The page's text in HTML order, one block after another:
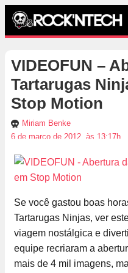
VIDEOFUN –
Tartarugas
Stop Motion
Miriam Benke
6 de março de 2012, às 13:17h
Se você gastou boas
Tartarugas Ninjas, ver
viagem nostálgica e
equipe recriaram a
mais de 4 mil imagens,